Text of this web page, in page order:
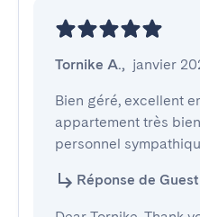
Tornike A., janvier
Bien géré, excellent
appartement très
personnel
Réponse de